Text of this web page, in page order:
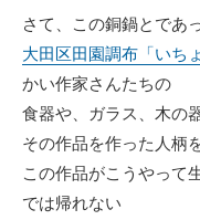
さて、この銅鍋とであ
大田区田園調布「いち
かい作家さんたちの
食器や、ガラス、木の
その作品を作った人柄
この作品がこうやって
では帰れない